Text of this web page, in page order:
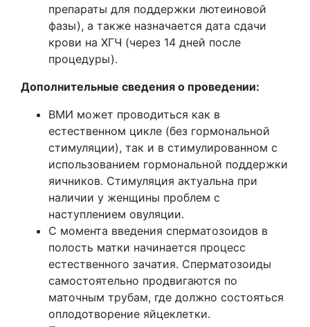
препараты для поддержки лютеиновой
фазы), а также назначается дата сдачи
крови на ХГЧ (через 14 дней после
процедуры).
Дополнительные сведения о проведении:
ВМИ может проводиться как в
естественном цикле (без гормональной
стимуляции), так и в стимулированном с
использованием гормональной поддержки
яичников. Стимуляция актуальна при
наличии у женщины проблем с
наступлением овуляции.
С момента введения сперматозоидов в
полость матки начинается процесс
естественного зачатия. Сперматозоиды
самостоятельно продвигаются по
маточным трубам, где должно состояться
оплодотворение яйцеклетки.